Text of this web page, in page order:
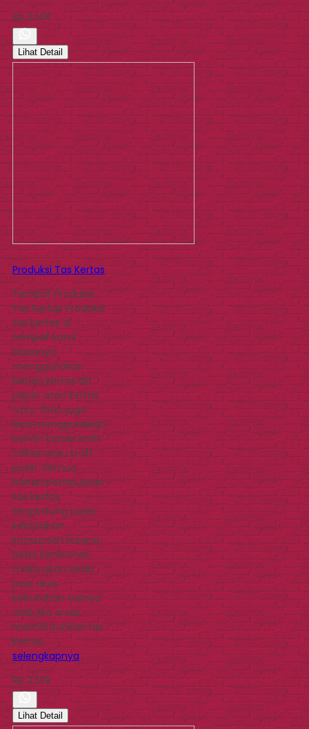
Rp 3.500
Lihat Detail
Produksi Tas Kertas
Tempat Produksi
Tas Kertas Produksi
tas kertas di
tempat kami
biasanya
menggunakan
bahan kertas art
paper atau kertas
ivory. Atau juga
bisa menggunakan
bahan kertas kraft
coklat atau kraft
putih. Semua
bahan pembuatan
tas kertas
tergantung pada
kebutuhan
konsumen karena
beda konsumen
maka akan beda
pula akan
kebutuhan tasnya.
Jadi, jika anda
membutuhkan tas
kertas…
selengkapnya
Rp 2.500
Lihat Detail